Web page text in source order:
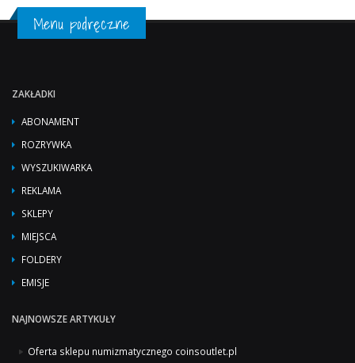
Menu podręczne
ZAKŁADKI
ABONAMENT
ROZRYWKA
WYSZUKIWARKA
REKLAMA
SKLEPY
MIEJSCA
FOLDERY
EMISJE
NAJNOWSZE ARTYKUŁY
Oferta sklepu numizmatycznego coinsoutlet.pl